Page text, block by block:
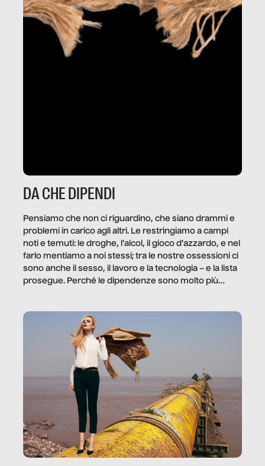
DA CHE DIPENDI
Pensiamo che non ci riguardino, che siano drammi e
problemi in carico agli altri. Le restringiamo a campi
noti e temuti: le droghe, l’alcol, il gioco d’azzardo, e nel
farlo mentiamo a noi stessi; tra le nostre ossessioni ci
sono anche il sesso, il lavoro e la tecnologia – e la lista
prosegue. Perché le dipendenze sono molto più
trae un guadagno. In questo reportage vediamo
quale e come.